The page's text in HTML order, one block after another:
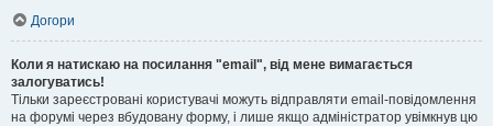
Догори
Коли я натискаю на посилання "email", від мене вимагається
залогуватись!
Тільки зареєстровані користувачі можуть відправляти email-повідомлення
на форумі через вбудовану форму, і лише якщо адміністратор увімкнув цю